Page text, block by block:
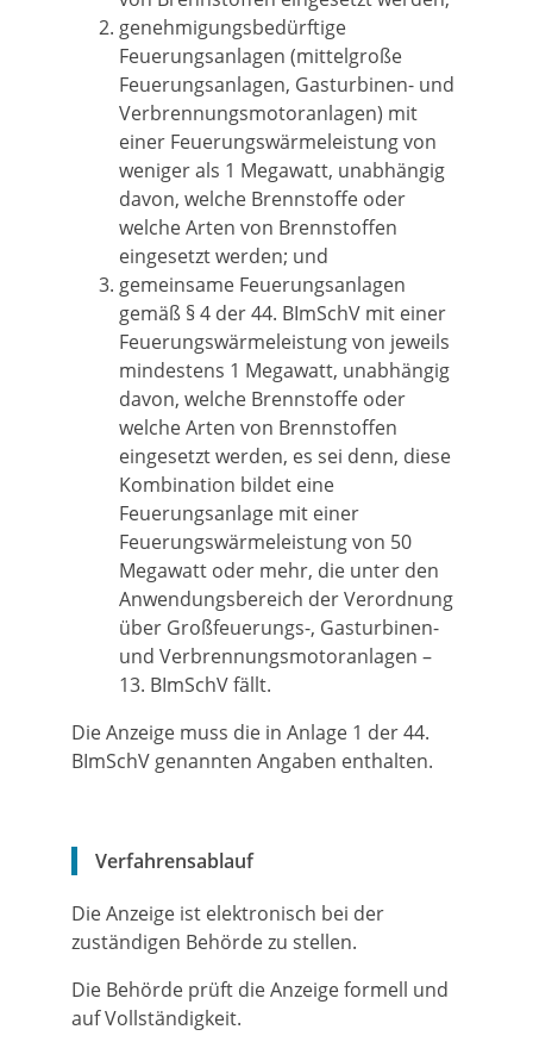
genehmigungsbedürftige
Feuerungsanlagen (mittelgroße
Feuerungsanlagen, Gasturbinen- und
Verbrennungsmotoranlagen) mit
einer Feuerungswärmeleistung von
weniger als 1 Megawatt, unabhängig
davon, welche Brennstoffe oder
welche Arten von Brennstoffen
eingesetzt werden; und
gemeinsame Feuerungsanlagen
gemäß § 4 der 44. BImSchV mit einer
Feuerungswärmeleistung von jeweils
mindestens 1 Megawatt, unabhängig
davon, welche Brennstoffe oder
welche Arten von Brennstoffen
eingesetzt werden, es sei denn, diese
Kombination bildet eine
Feuerungsanlage mit einer
Feuerungswärmeleistung von 50
Megawatt oder mehr, die unter den
Anwendungsbereich der Verordnung
über Großfeuerungs-, Gasturbinen-
und Verbrennungsmotoranlagen –
13. BImSchV fällt.
Die Anzeige muss die in Anlage 1 der 44.
BImSchV genannten Angaben enthalten.
Verfahrensablauf
Die Anzeige ist elektronisch bei der
zuständigen Behörde zu stellen.
Die Behörde prüft die Anzeige formell und
auf Vollständigkeit.